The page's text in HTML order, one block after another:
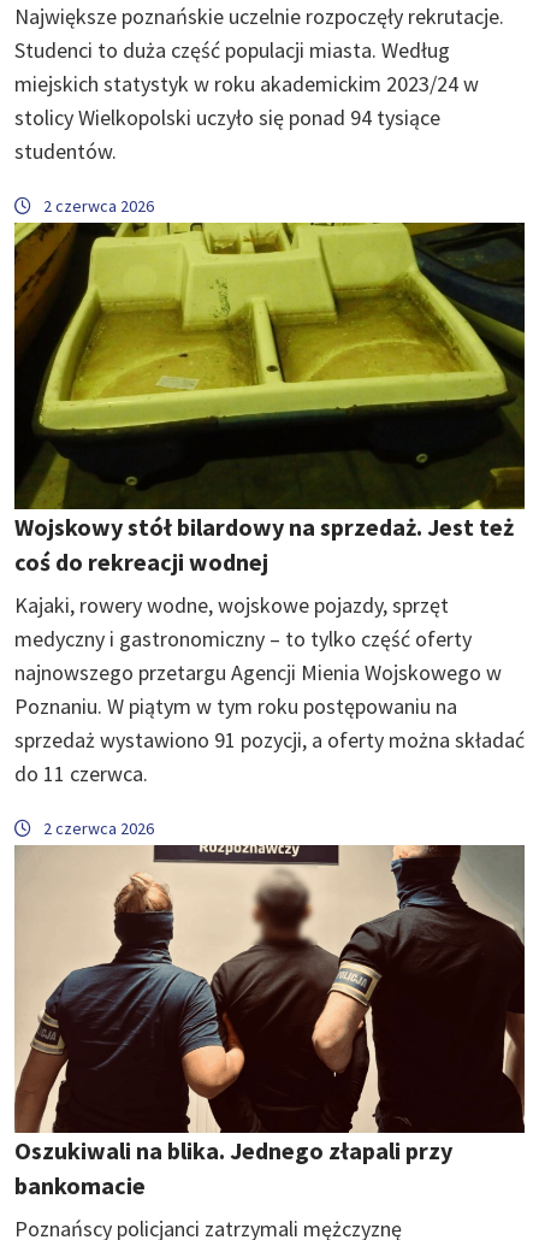
Największe poznańskie uczelnie rozpoczęły rekrutacje.
Studenci to duża część populacji miasta. Według
miejskich statystyk w roku akademickim 2023/24 w
stolicy Wielkopolski uczyło się ponad 94 tysiące
studentów.
2 czerwca 2026
Wojskowy stół bilardowy na sprzedaż. Jest też
coś do rekreacji wodnej
Kajaki, rowery wodne, wojskowe pojazdy, sprzęt
medyczny i gastronomiczny – to tylko część oferty
najnowszego przetargu Agencji Mienia Wojskowego w
Poznaniu. W piątym w tym roku postępowaniu na
sprzedaż wystawiono 91 pozycji, a oferty można składać
do 11 czerwca.
2 czerwca 2026
Oszukiwali na blika. Jednego złapali przy
bankomacie
Poznańscy policjanci zatrzymali mężczyznę